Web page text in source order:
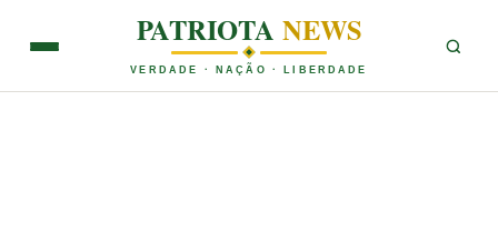
PATRIOTANEWS
VERDADE · NAÇÃO · LIBERDADE